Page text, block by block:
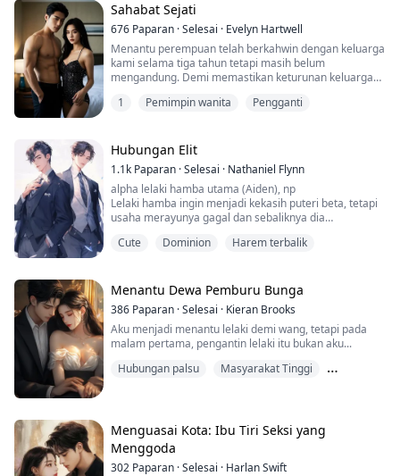
Sahabat Sejati
676 Paparan ·Selesai · Evelyn Hartwell
Menantu perempuan telah berkahwin dengan keluarga
kami selama tiga tahun tetapi masih belum
mengandung. Demi memastikan keturunan keluarga
menggantikan anak saya...
1 Pemimpin wanita Pengganti
Hubungan Elit
1.1k Paparan ·Selesai · Nathaniel Flynn
alpha lelaki hamba utama (Aiden), np
Lelaki hamba ingin menjadi kekasih puteri beta, tetapi
usaha merayunya gagal dan sebaliknya dia
Semua orang tahu ibu puteri telah meninggalkan harta
ini...
Oleh itu, tiba-tiba ramai alpha yang berniat jahat
membanjiri ladang puteri....
Cute Dominion Harem terbalik
Menantu Dewa Pemburu Bunga
386 Paparan ·Selesai · Kieran Brooks
Aku menjadi menantu lelaki demi wang, tetapi pada
malam pertama, pengantin lelaki itu bukan aku...
Hubungan palsu
Masyarakat Tinggi
Menguasai Kota: Ibu Tiri Seksi yang
Menggoda
302 Paparan ·Selesai · Harlan Swift